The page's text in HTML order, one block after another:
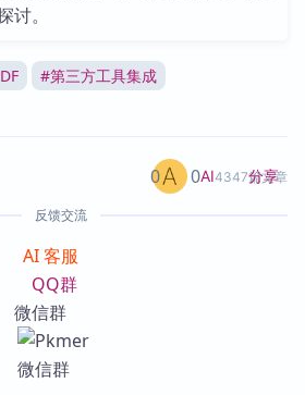
讨。
#第三方工具集成
AI4347篇文章
0 0 分享
反馈交流
AI 客服
QQ群
微信群